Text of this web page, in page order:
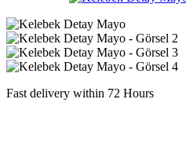
Fast delivery within 72 Hours